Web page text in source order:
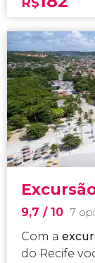
9,7 / 10 7
Com a
do Recife